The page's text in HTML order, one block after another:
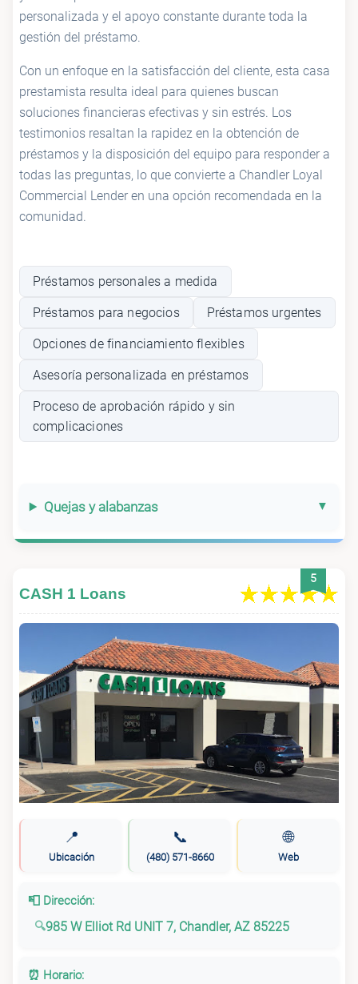
personalizada y el apoyo constante durante toda la
gestión del préstamo.
Con un enfoque en la satisfacción del cliente, esta casa
prestamista resulta ideal para quienes buscan
soluciones financieras efectivas y sin estrés. Los
testimonios resaltan la rapidez en la obtención de
préstamos y la disposición del equipo para responder a
todas las preguntas, lo que convierte a Chandler Loyal
Commercial Lender en una opción recomendada en la
comunidad.
Préstamos personales a medida
Préstamos para negocios Préstamos urgentes
Opciones de financiamiento flexibles
Asesoría personalizada en préstamos
Proceso de aprobación rápido y sin
complicaciones
Quejas y alabanzas
5
CASH 1 Loans
📍
Ubicación
📞
(480) 571-8660
🌐
Web
📮 Dirección:
985 W Elliot Rd UNIT 7, Chandler, AZ 85225
⏰ Horario: